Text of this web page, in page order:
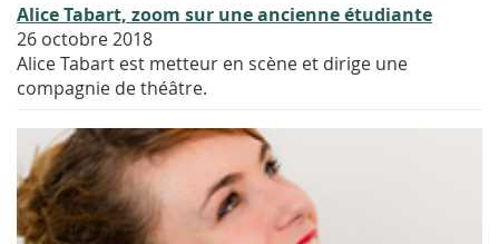
Alice Tabart, zoom sur une ancienne étudiante
26 octobre 2018
Alice Tabart est metteur en scène et dirige une
compagnie de théâtre.